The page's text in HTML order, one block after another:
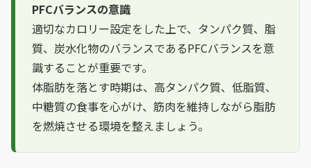
PFCバランスの意識
適切なカロリー設定をした上で、タンパク質、脂
質、炭水化物のバランスであるPFCバランスを意
識することが重要です。
体脂肪を落とす時期は、高タンパク質、低脂質、
中糖質の食事を心がけ、筋肉を維持しながら脂肪
を燃焼させる環境を整えましょう。